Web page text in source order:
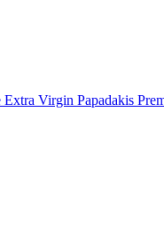
Virgin Papadakis